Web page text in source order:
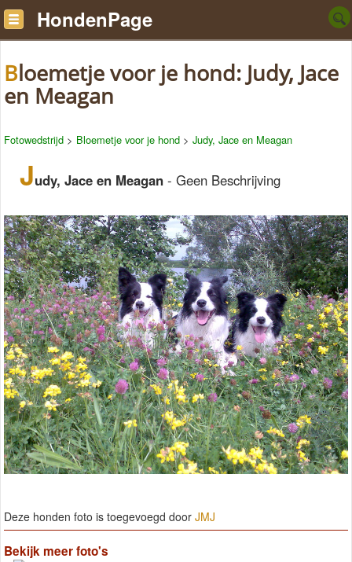
HondenPage
Bloemetje voor je hond: Judy, Jace
en Meagan
Fotowedstrijd > Bloemetje voor je hond > Judy, Jace en Meagan
Judy, Jace en Meagan - Geen Beschrijving
Deze honden foto is toegevoegd door JMJ
Bekijk meer foto's